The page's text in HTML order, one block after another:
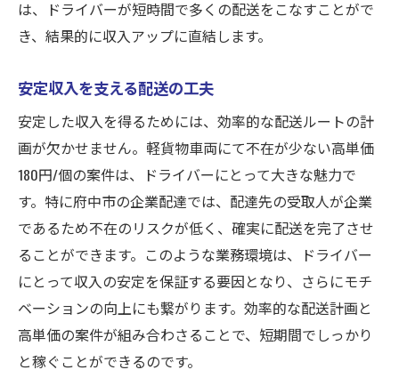
は、ドライバーが短時間で多くの配送をこなすことがで
き、結果的に収入アップに直結します。
安定収入を支える配送の工夫
安定した収入を得るためには、効率的な配送ルートの計
画が欠かせません。軽貨物車両にて不在が少ない高単価
180円/個の案件は、ドライバーにとって大きな魅力で
す。特に府中市の企業配達では、配達先の受取人が企業
であるため不在のリスクが低く、確実に配送を完了させ
ることができます。このような業務環境は、ドライバー
にとって収入の安定を保証する要因となり、さらにモチ
ベーションの向上にも繋がります。効率的な配送計画と
高単価の案件が組み合わさることで、短期間でしっかり
と稼ぐことができるのです。